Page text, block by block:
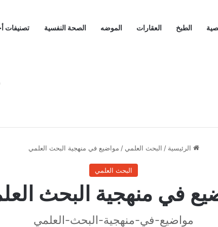
الطبخ العقارات الموضه الصحة النفسية تصنيفات
الرئيسية / البحث العلمي / مواضيع في منهجية البحث العلمي
البحث العلمي
في منهجية البحث
مواضيع-في-منهجية-البحث-العلمي